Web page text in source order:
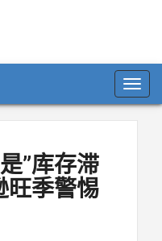
”库存滞
旺季警惕